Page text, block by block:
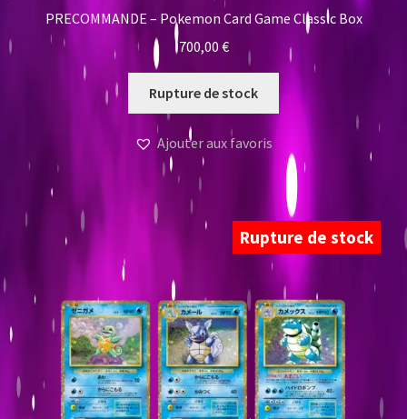
PRECOMMANDE – Pokemon Card Game Classic Box
700,00 €
Rupture de stock
Ajouter aux favoris
Rupture de stock